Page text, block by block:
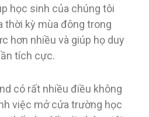
học sinh của chúng tôi
thời kỳ mùa đông trong
hơn nhiều và giúp họ duy
tích cực.
có rất nhiều điều không
việc mở cửa trường học